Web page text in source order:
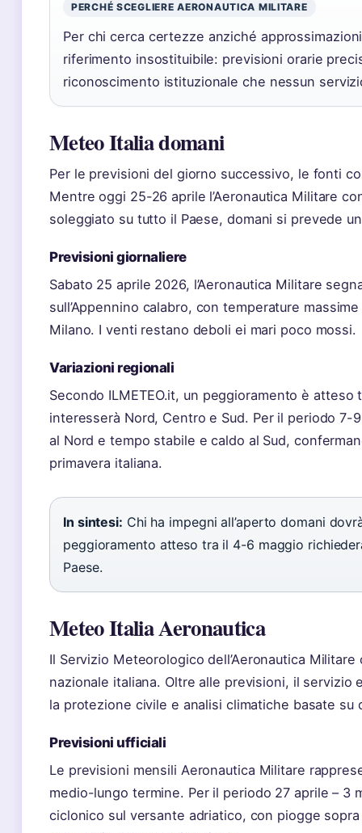
PERCHÉ SCEGLIERE AERONAUTICA MILITARE
Per chi cerca certezze anziché
riferimento insostituibile: previsioni orarie
riconoscimento istituzionale che nessun
Meteo Italia domani
Per le previsioni del giorno successivo, le fonti
Mentre oggi 25-26 aprile l’Aeronautica Militare
soleggiato su tutto il Paese, domani si prevede
Previsioni giornaliere
Sabato 25 aprile 2026, l’Aeronautica Militare
sull’Appennino calabro, con temperature
Milano. I venti restano deboli ei mari poco mossi.
Variazioni regionali
Secondo ILMETEO.it, un peggioramento è
interesserà Nord, Centro e Sud. Per il periodo
al Nord e tempo stabile e caldo al Sud,
primavera italiana.
In sintesi: Chi ha impegni all’aperto domani
peggioramento atteso tra il 4-6 maggio
Paese.
Meteo Italia Aeronautica
Il Servizio Meteorologico dell’Aeronautica
nazionale italiana. Oltre alle previsioni, il servizio
la protezione civile e analisi climatiche basate
Previsioni ufficiali
Le previsioni mensili Aeronautica Militare
medio-lungo termine. Per il periodo 27 aprile – 3
ciclonico sul versante adriatico, con piogge